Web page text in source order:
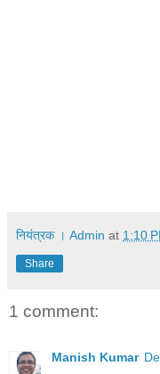
नियंत्रक । Admin at 1:10
Share
1 comment:
Manish Kumar